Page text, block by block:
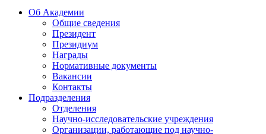
Об Академии
Общие сведения
Президент
Президиум
Награды
Нормативные документы
Вакансии
Контакты
Подразделения
Отделения
Научно-исследовательские учреждения
Организации, работающие под научно-